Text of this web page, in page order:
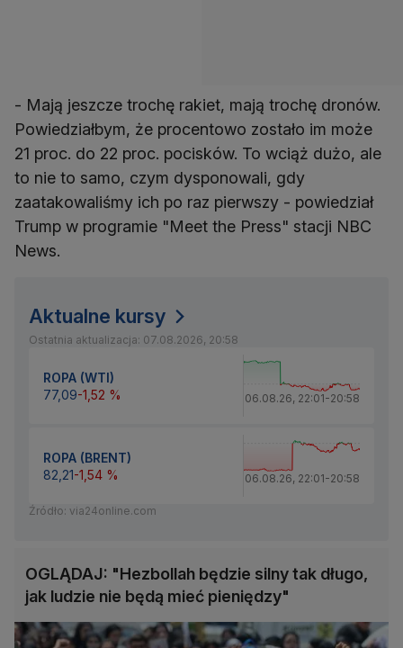
- Mają jeszcze trochę rakiet, mają trochę dronów.
Powiedziałbym, że procentowo zostało im może
21 proc. do 22 proc. pocisków. To wciąż dużo, ale
to nie to samo, czym dysponowali, gdy
zaatakowaliśmy ich po raz pierwszy - powiedział
Trump w programie "Meet the Press" stacji NBC
News.
Aktualne kursy
Ostatnia aktualizacja: 07.08.2026, 20:58
ROPA (WTI)
77,09-1,52 % 06.08.26, 22:01-20:58
ROPA (BRENT)
82,21-1,54 % 06.08.26, 22:01-20:58
Źródło: via24online.com
OGLĄDAJ: "Hezbollah będzie silny tak długo,
jak ludzie nie będą mieć pieniędzy"